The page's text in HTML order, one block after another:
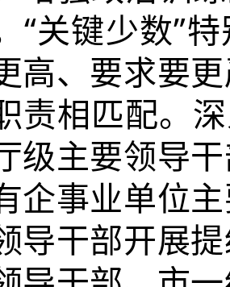
“关键少数”
高、要求要
责相匹配。
级主要领导
企事业单位
导干部开展